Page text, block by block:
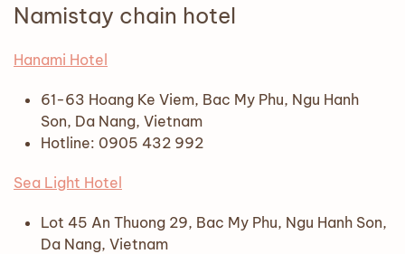
Namistay chain hotel
Hanami Hotel
61-63 Hoang Ke Viem, Bac My Phu, Ngu Hanh
Son, Da Nang, Vietnam
Hotline: 0905 432 992
Sea Light Hotel
Lot 45 An Thuong 29, Bac My Phu, Ngu Hanh Son,
Da Nang, Vietnam